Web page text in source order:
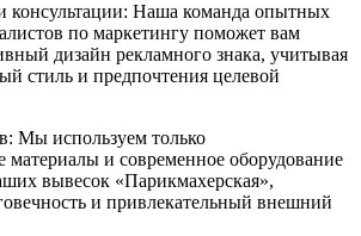
консультации: Наша команда опытных
по маркетингу поможет вам
дизайн рекламного знака, учитывая
стиль и предпочтения целевой
Мы используем только
материалы и современное оборудование
вывесок «Парикмахерская»,
и привлекательный внешний